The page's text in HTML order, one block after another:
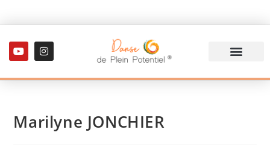
Marilyne JONCHIER